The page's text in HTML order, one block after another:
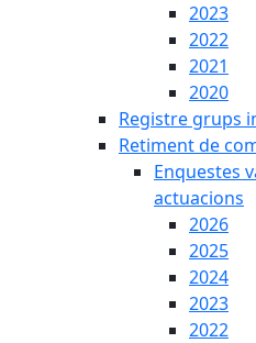
2023
2022
2021
2020
Registre grups
Retiment de
Enquestes
actuacions
2026
2025
2024
2023
2022